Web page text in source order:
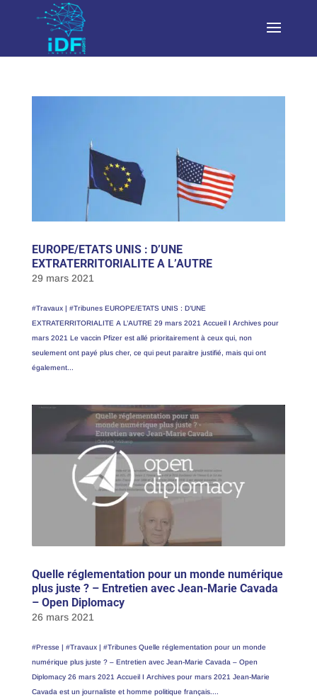
EUROPE/ETATS UNIS : D’UNE
EXTRATERRITORIALITE A L’AUTRE
29 mars 2021
#Travaux | #Tribunes EUROPE/ETATS UNIS : D’UNE
EXTRATERRITORIALITE A L’AUTRE 29 mars 2021 Accueil I Archives pour
mars 2021 Le vaccin Pfizer est allé prioritairement à ceux qui, non
seulement ont payé plus cher, ce qui peut paraitre justifié, mais qui ont
également...
Quelle réglementation pour un monde numérique
plus juste ? – Entretien avec Jean-Marie Cavada
– Open Diplomacy
26 mars 2021
#Presse | #Travaux | #Tribunes Quelle réglementation pour un monde
numérique plus juste ? – Entretien avec Jean-Marie Cavada – Open
Diplomacy 26 mars 2021 Accueil I Archives pour mars 2021 Jean-Marie
Cavada est un journaliste et homme politique français....